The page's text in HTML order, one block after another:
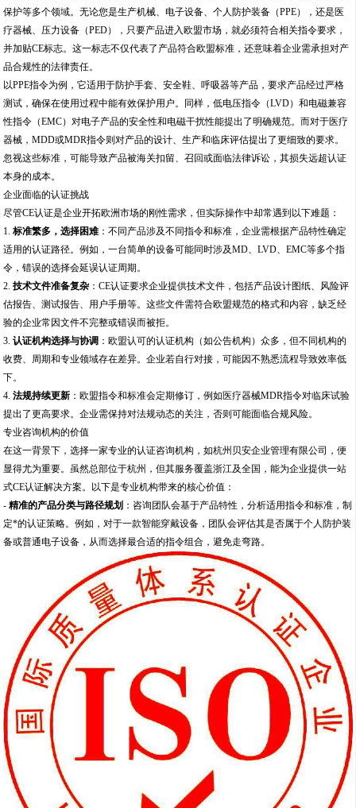
保护等多个领域。无论您是生产机械、电子设备、个人防护装备（PPE），还是医
疗器械、压力设备（PED），只要产品进入欧盟市场，就必须符合相关指令要求，
并加贴CE标志。这一标志不仅代表了产品符合欧盟标准，还意味着企业需承担对产
品合规性的法律责任。
以PPE指令为例，它适用于防护手套、安全鞋、呼吸器等产品，要求产品经过严格
测试，确保在使用过程中能有效保护用户。同样，低电压指令（LVD）和电磁兼容
性指令（EMC）对电子产品的安全性和电磁干扰性能提出了明确规范。而对于医疗
器械，MDD或MDR指令则对产品的设计、生产和临床评估提出了更细致的要求。
忽视这些标准，可能导致产品被海关扣留、召回或面临法律诉讼，其损失远超认证
本身的成本。
企业面临的认证挑战
尽管CE认证是企业开拓欧洲市场的刚性需求，但实际操作中却常遇到以下难题：
1.标准繁多，选择困难 ：不同产品涉及不同指令和标准，企业需根据产品特性确定
适用的认证路径。例如，一台简单的设备可能同时涉及MD、LVD、EMC等多个指
令，错误的选择会延误认证周期。
2.技术文件准备复杂 ：CE认证要求企业提供技术文件，包括产品设计图纸、风险评
估报告、测试报告、用户手册等。这些文件需符合欧盟规范的格式和内容，缺乏经
验的企业常因文件不完整或错误而被拒。
3.认证机构选择与协调 ：欧盟认可的认证机构（如公告机构）众多，但不同机构的
收费、周期和专业领域存在差异。企业若自行对接，可能因不熟悉流程导致效率低
下。
4.法规持续更新 ：欧盟指令和标准会定期修订，例如医疗器械MDR指令对临床试验
提出了更高要求。企业需保持对法规动态的关注，否则可能面临合规风险。
专业咨询机构的价值
在这一背景下，选择一家专业的认证咨询机构，如杭州贝安企业管理有限公司，便
显得尤为重要。虽然总部位于杭州，但其服务覆盖浙江及全国，能为企业提供一站
式CE认证解决方案。以下是专业机构带来的核心价值：
-精准的产品分类与路径规划 ：咨询团队会基于产品特性，分析适用指令和标准，制
定*的认证策略。例如，对于一款智能穿戴设备，团队会评估其是否属于个人防护装
备或普通电子设备，从而选择最合适的指令组合，避免走弯路。